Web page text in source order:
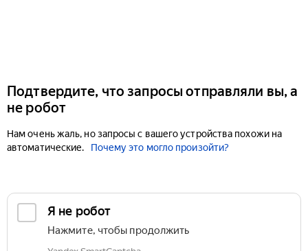
Подтвердите, что запросы отправляли вы, а
не робот
Нам очень жаль, но запросы с вашего устройства похожи на
автоматические.
Почему это могло произойти?